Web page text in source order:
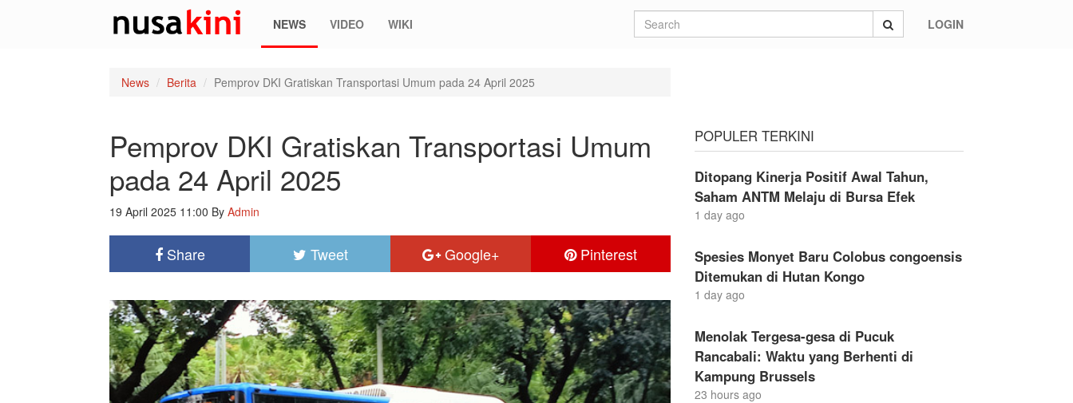
NEWS VIDEO WIKI LOGIN
News Berita Pemprov DKI Gratiskan Transportasi Umum pada 24 April 2025
Pemprov DKI Gratiskan Transportasi Umum
pada 24 April 2025
19 April 2025 11:00 By Admin
Share Tweet Google+ Pinterest
POPULER TERKINI
Ditopang Kinerja Positif Awal Tahun,
Saham ANTM Melaju di Bursa Efek
1 day ago
Spesies Monyet Baru Colobus congoensis
Ditemukan di Hutan Kongo
1 day ago
Menolak Tergesa-gesa di Pucuk
Rancabali: Waktu yang Berhenti di
Kampung Brussels
23 hours ago